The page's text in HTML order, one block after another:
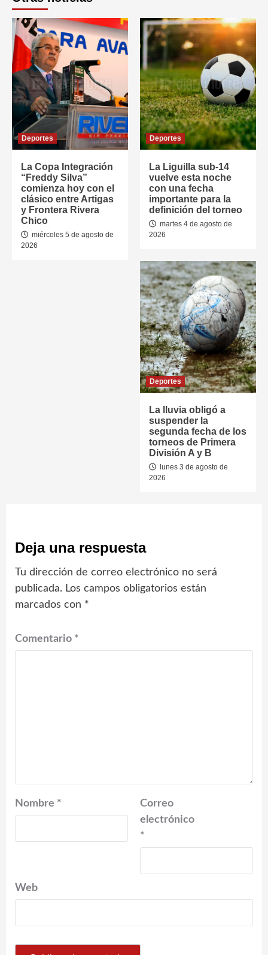
Deportes
La Copa Integración
“Freddy Silva”
comienza hoy con el
clásico entre Artigas
y Frontera Rivera
Chico
miércoles 5 de agosto de
2026
Deportes
La Liguilla sub-14
vuelve esta noche
con una fecha
importante para la
definición del torneo
martes 4 de agosto de
2026
Deportes
La lluvia obligó a
suspender la
segunda fecha de los
torneos de Primera
División A y B
lunes 3 de agosto de
2026
Deja una respuesta
Tu dirección de correo electrónico no será
publicada. Los campos obligatorios están
marcados con *
Comentario *
Nombre *
Correo
electrónico
*
Web